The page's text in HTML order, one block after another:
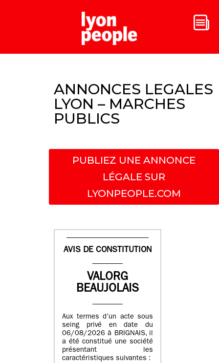
ANNONCES LEGALES
LYON – MARCHES
PUBLICS
PUBLIEZ UNE ANNONCE
LÉGALE SUR
LYONPEOPLE.COM
AVIS DE CONSTITUTION
VALORG
BEAUJOLAIS
Aux termes d’un acte sous
seing privé en date du
06/08/2026 à BRIGNAIS, il
a été constitué une société
présentant les
caractéristiques suivantes :